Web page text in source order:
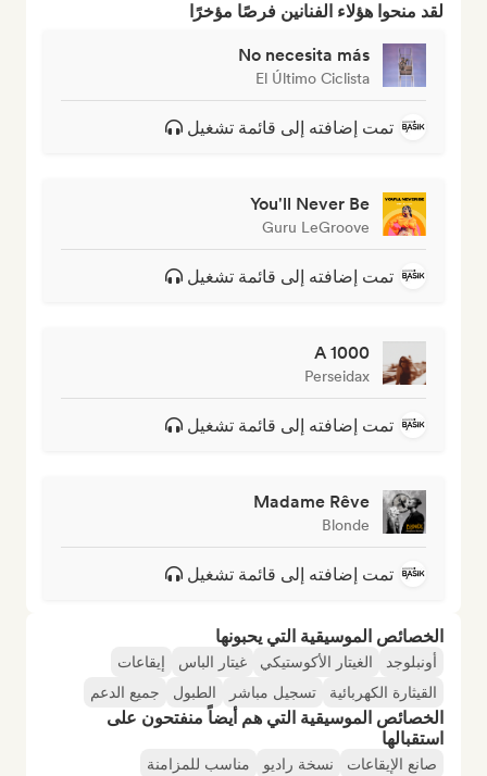
لقد منحوا هؤلاء الفنانين فرصًا مؤخرًا
No necesita más
El Último Ciclista
تمت إضافته إلى قائمة تشغيل
You'll Never Be
Guru LeGroove
تمت إضافته إلى قائمة تشغيل
A 1000
Perseidax
تمت إضافته إلى قائمة تشغيل
Madame Rêve
Blonde
تمت إضافته إلى قائمة تشغيل
الخصائص الموسيقية التي يحبونها
أونبلوجد الغيتار الأكوستيكي غيتار الباس
إيقاعات
القيثارة الكهربائية
تسجيل مباشر الطبول جميع الدعم
الخصائص الموسيقية التي هم أيضاً منفتحون على
استقبالها
صانع الإيقاعات نسخة راديو
مناسب للمزامنة